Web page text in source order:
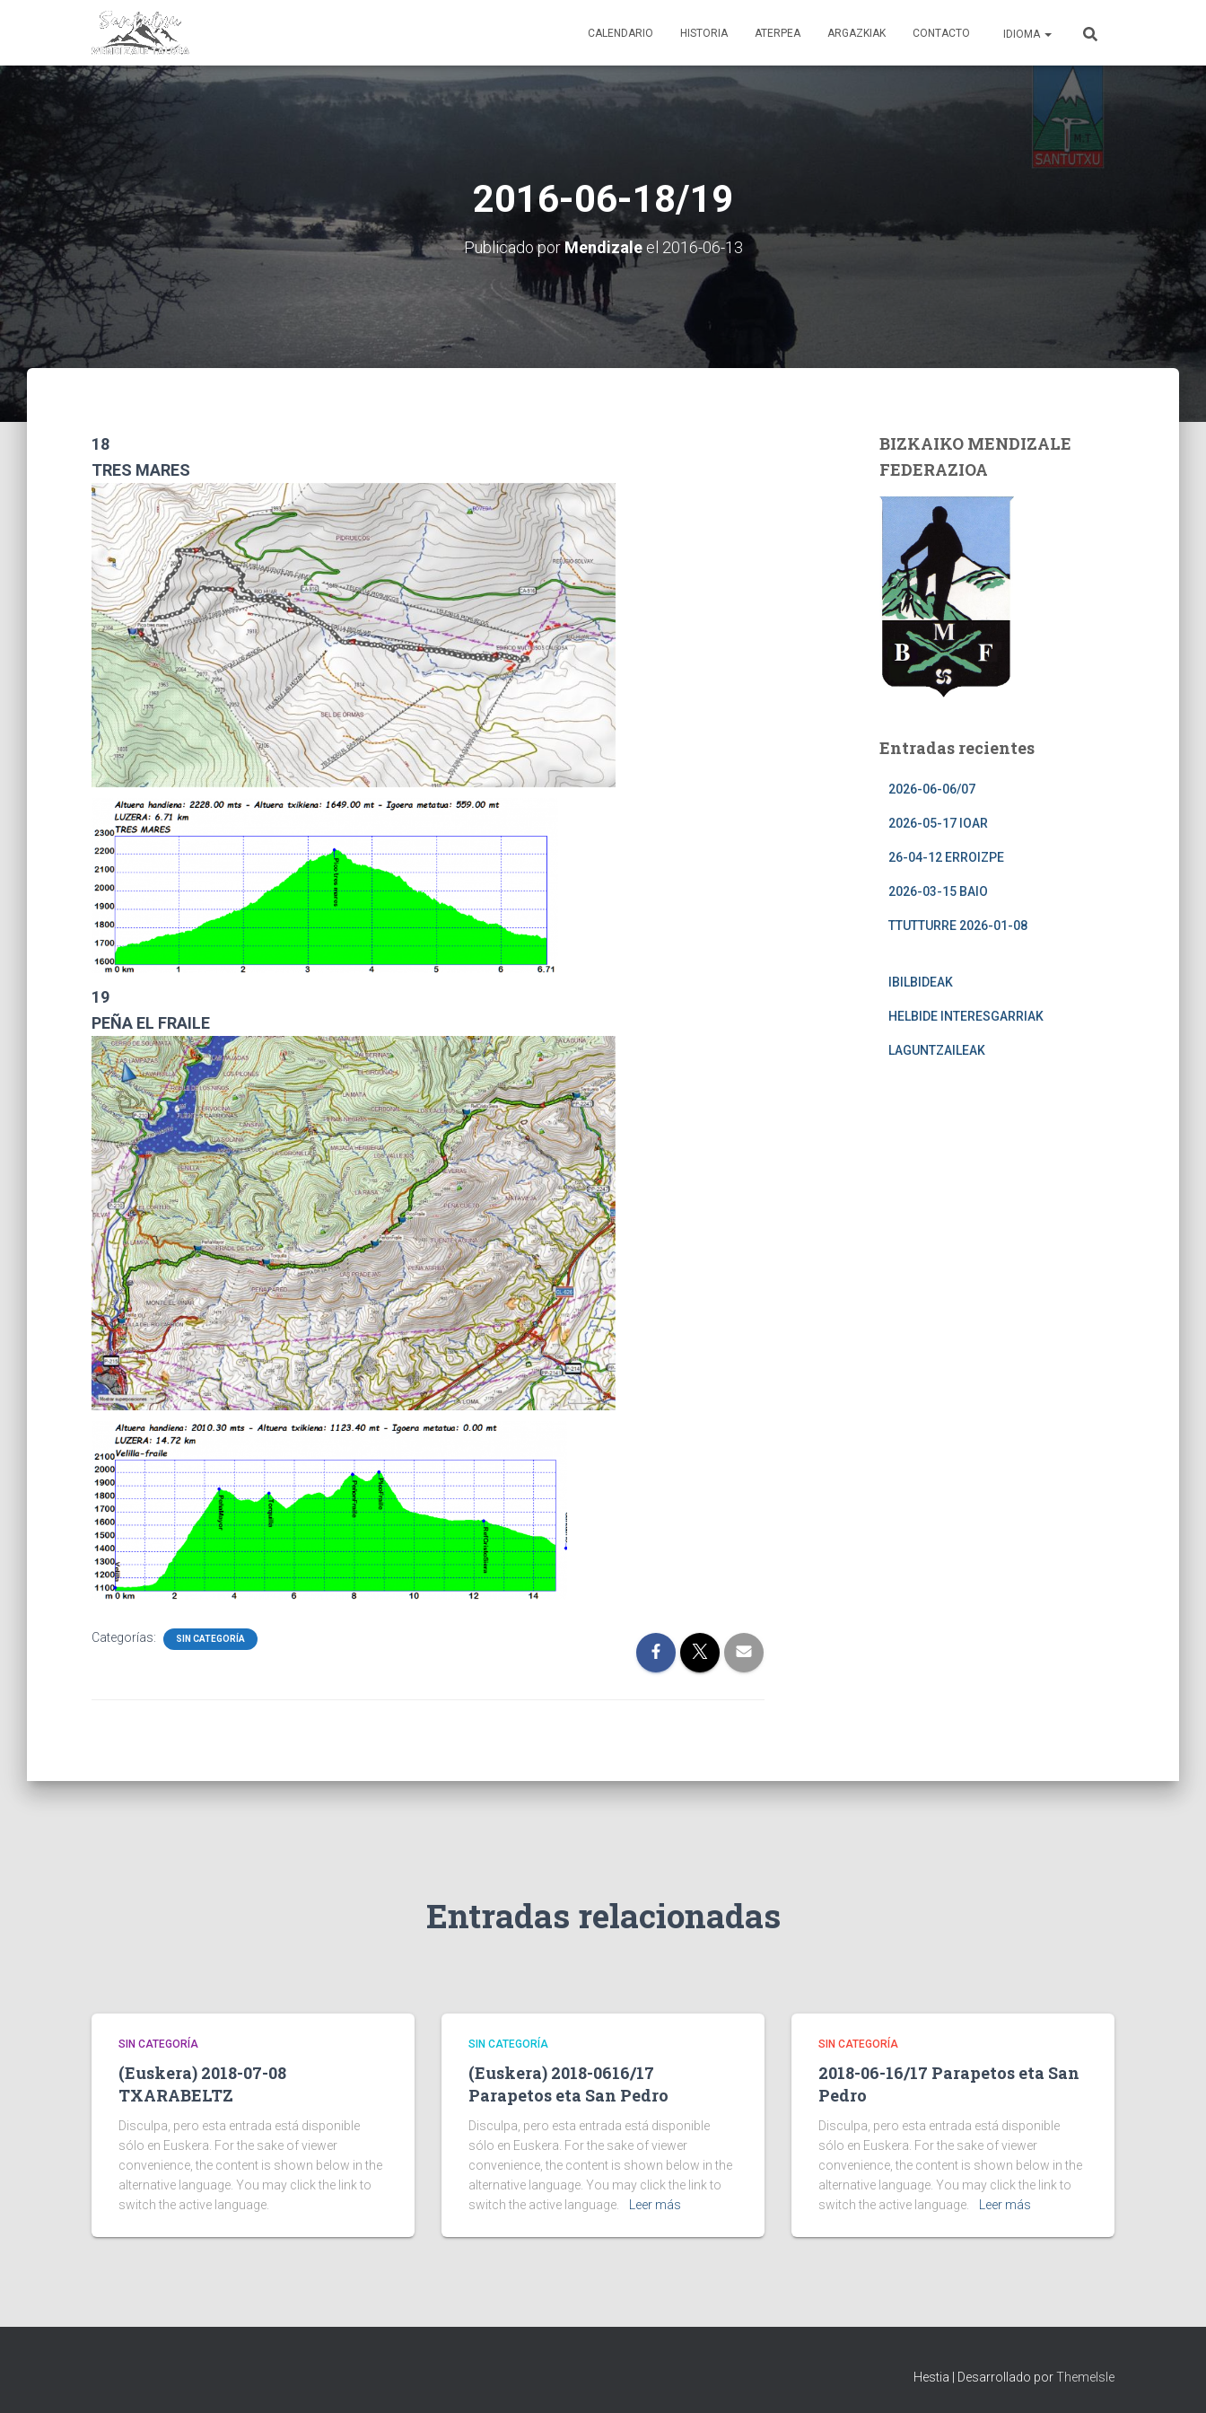
CALENDARIO HISTORIA ATERPEA ARGAZKIAK CONTACTO IDIOMA
2016-06-18/19
Publicado porMendizaleel 2016-06-13
18
TRES MARES
19
PEÑA EL FRAILE
Categorías: SIN CATEGORÍA
BIZKAIKO MENDIZALE
FEDERAZIOA
Entradas recientes
2026-06-06/07
2026-05-17 IOAR
26-04-12 ERROIZPE
2026-03-15 BAIO
TTUTTURRE 2026-01-08
IBILBIDEAK
HELBIDE INTERESGARRIAK
LAGUNTZAILEAK
Entradas relacionadas
SIN CATEGORÍA
(Euskera) 2018-07-08
TXARABELTZ
Disculpa, pero esta entrada está disponible
sólo en Euskera. For the sake of viewer
convenience, the content is shown below in the
alternative language. You may click the link to
switch the active language.
SIN CATEGORÍA
(Euskera) 2018-0616/17
Parapetos eta San Pedro
Disculpa, pero esta entrada está disponible
sólo en Euskera. For the sake of viewer
convenience, the content is shown below in the
alternative language. You may click the link to
switch the active language.
Leer más
SIN CATEGORÍA
2018-06-16/17 Parapetos eta San
Pedro
Disculpa, pero esta entrada está disponible
sólo en Euskera. For the sake of viewer
convenience, the content is shown below in the
alternative language. You may click the link to
switch the active language.
Leer más
Hestia | Desarrollado porThemeIsle